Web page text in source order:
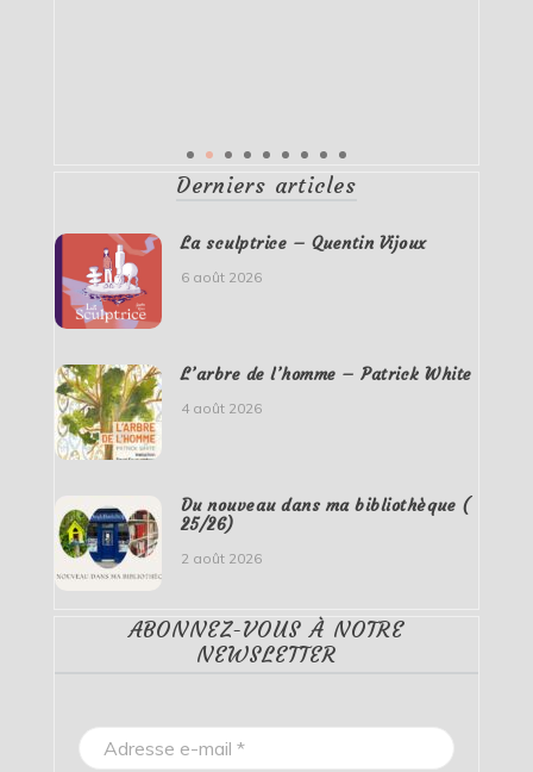
Derniers articles
La sculptrice – Quentin Vijoux
6 août 2026
L’arbre de l’homme – Patrick White
4 août 2026
Du nouveau dans ma bibliothèque (
25/26)
2 août 2026
ABONNEZ-VOUS À NOTRE
NEWSLETTER